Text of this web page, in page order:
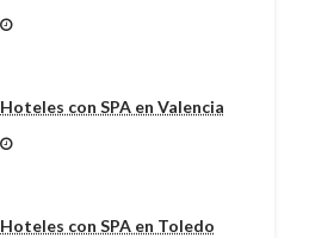
Hoteles con SPA en Valencia
Hoteles con SPA en Toledo